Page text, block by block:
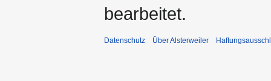
bearbeitet.
Datenschutz Über Alsterweiler